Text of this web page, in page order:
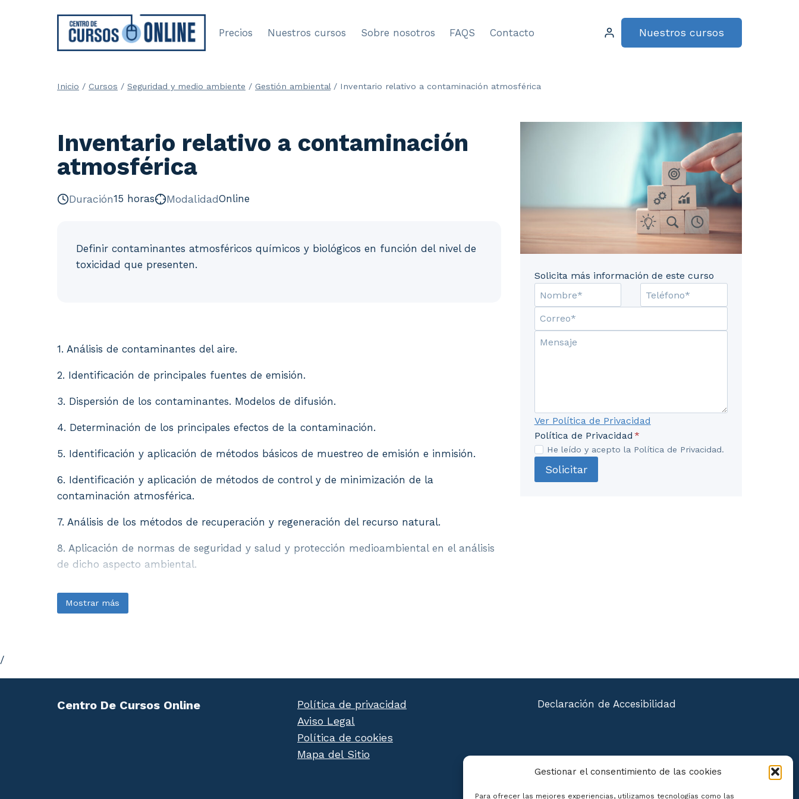
Gestionar el consentimiento de las cookies
Para ofrecer las mejores experiencias, utilizamos tecnologías como las
Precios Nuestros cursos Sobre nosotros FAQS Contacto Nuestros cursos
Inicio / Cursos / Seguridad y medio ambiente / Gestión ambiental / Inventario relativo a contaminación atmosférica
Inventario relativo a contaminación
atmosférica
Duración15 horas ModalidadOnline
Definir contaminantes atmosféricos químicos y biológicos en función del nivel de
toxicidad que presenten.
1. Análisis de contaminantes del aire. 2. Identificación de principales fuentes de emisión. 3. Dispersión de los contaminantes. Modelos de
1. Análisis de contaminantes del aire.
2. Identificación de principales fuentes de emisión.
3. Dispersión de los contaminantes. Modelos de difusión.
4. Determinación de los principales efectos de la contaminación.
5. Identificación y aplicación de métodos básicos de muestreo de emisión e inmisión.
6. Identificación y aplicación de métodos de control y de minimización de la
contaminación atmosférica.
7. Análisis de los métodos de recuperación y regeneración del recurso natural.
8. Aplicación de normas de seguridad y salud y protección medioambiental en el análisis
de dicho aspecto ambiental.
Mostrar más
Solicita más información de este curso
Ver Política de Privacidad
Política de Privacidad *
He leído y acepto la Política de Privacidad.
Solicitar
/
Centro De Cursos Online
Política de privacidad
Aviso Legal
Política de cookies
Mapa del Sitio
Declaración de Accesibilidad